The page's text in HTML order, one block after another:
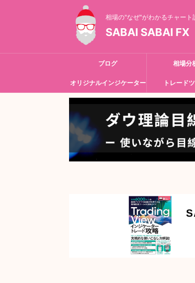
相場の"なぜ"がわかるチャート
SABAI SABAI FX
ブログ 相場分
オリジナルインジケーター トレード